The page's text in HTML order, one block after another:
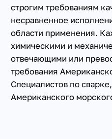
строгим требованиям
несравненное
области применения.
химическими и
отвечающими или
требования
Специалистов по
Американского